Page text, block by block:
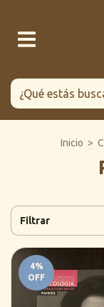
Inicio >
Filtrar
4%
OFF